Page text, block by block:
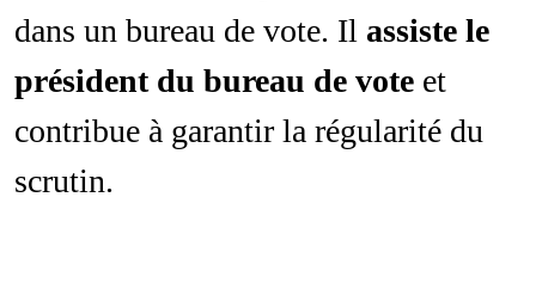
dans un bureau de vote. Il assiste le
président du bureau de vote et
contribue à garantir la régularité du
scrutin.